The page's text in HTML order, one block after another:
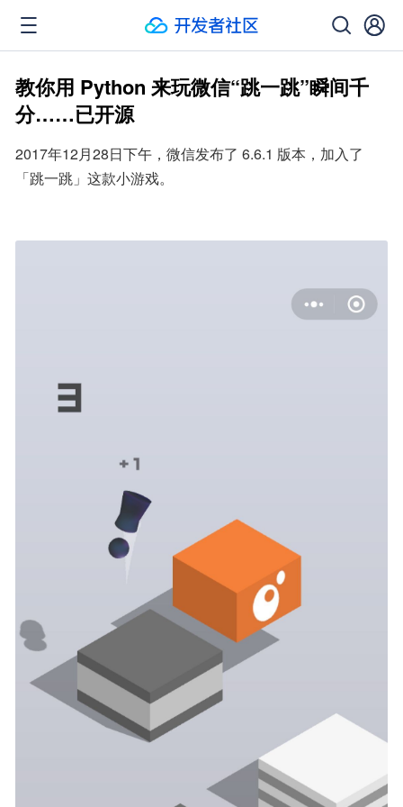
教你用 Python 来玩微信“跳一跳”瞬间千
分……已开源
2017年12月28日下午，微信发布了 6.6.1 版本，加入了
「跳一跳」这款小游戏。